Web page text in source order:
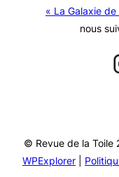
« La Galaxie
nous
© Revue de la Toile
WPExplorer